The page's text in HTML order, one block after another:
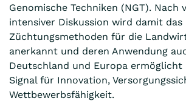
Genomische Techniken (NGT). Nach
intensiver Diskussion wird damit das
Züchtungsmethoden für die
anerkannt und deren Anwendung
Deutschland und Europa ermöglicht
Signal für Innovation,
Wettbewerbsfähigkeit.